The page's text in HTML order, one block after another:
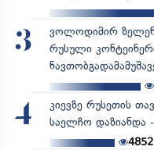
3
ვოლოდიმირ
რუსული
4
კიევზე რუსეთის
საელჩო დაზიანდა
4852